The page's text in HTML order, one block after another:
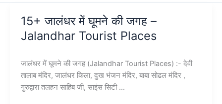
15+ जालंधर में घूमने की जगह –
Jalandhar Tourist Places
जालंधर में घूमने की जगह (Jalandhar Tourist Places) :- देवी
तालाब मंदिर, जालंधर किला, दुख भंजन मंदिर, बाबा सोढल मंदिर ,
गुरुद्वारा तलहन साहिब जी, साइंस सिटी …